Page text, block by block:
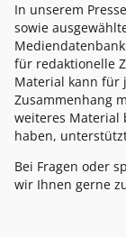
In unserem
sowie
für redaktionelle
Material kann für
Zusammenhang
weiteres Material
haben,
Bei Fragen oder
wir Ihnen gerne